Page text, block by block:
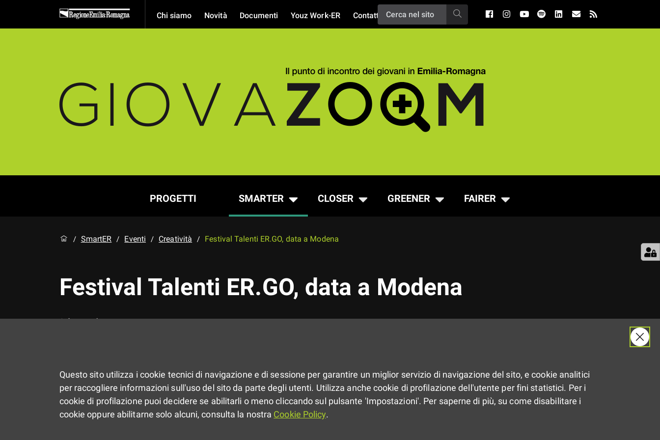
Chi siamo Novità Documenti Youz Work-ER Contatti
PROGETTI SMARTER CLOSER GREENER FAIRER
/ SmartER / Eventi / Creatività / Festival Talenti ER.GO, data a Modena
Festival Talenti ER.GO, data a Modena
Aggregazione
Dal
9.04.2017 al21.05.2017
Questo sito utilizza i cookie tecnici di navigazione e di sessione per garantire un miglior servizio di navigazione del sito, e cookie analitici
per raccogliere informazioni sull'uso del sito da parte degli utenti. Utilizza anche cookie di profilazione dell'utente per fini statistici. Per i
cookie di profilazione puoi decidere se abilitarli o meno cliccando sul pulsante 'Impostazioni'. Per saperne di più, su come disabilitare i
cookie oppure abilitarne solo alcuni, consulta la nostra Cookie Policy.